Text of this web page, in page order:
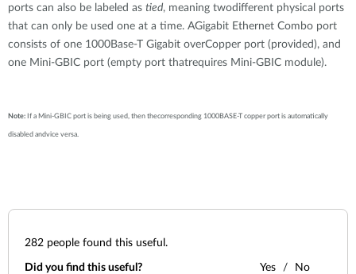
mydlink
Accessories
Videos
Blog
Υποστήριξη
Tech Alerts
FAQs
Contact
ports can also be labeled as tied, meaning twodifferent physical ports
that can only be used one at a time. AGigabit Ethernet Combo port
consists of one 1000Base-T Gigabit overCopper port (provided), and
one Mini-GBIC port (empty port thatrequires Mini-GBIC module).
Note: If a Mini-GBIC port is being used, then thecorresponding 1000BASE-T copper port is automatically
disabled andvice versa.
282 people found this useful.
Did you find this useful? Yes No